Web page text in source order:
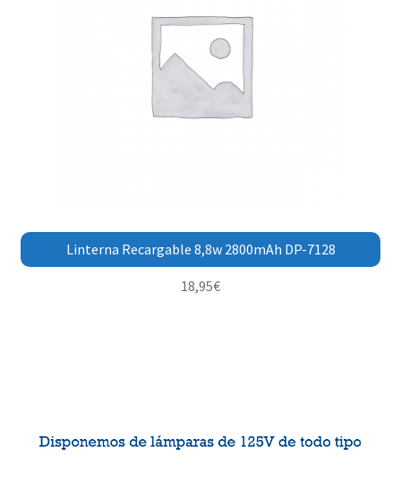
Linterna Recargable 8,8w 2800mAh DP-7128
18,95€